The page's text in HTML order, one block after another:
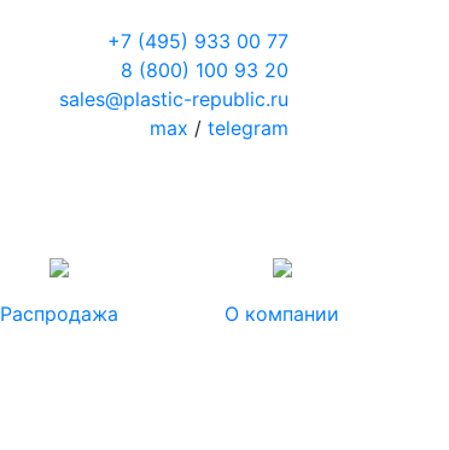
+7 (495) 933 00 77
8 (800) 100 93 20
sales@plastic-republic.ru
max / telegram
Распродажа О компании